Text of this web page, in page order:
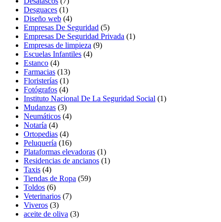
Desguaces (1)
Diseño web (4)
Empresas De Seguridad (5)
Empresas De Seguridad Privada (1)
Empresas de limpieza (9)
Escuelas Infantiles (4)
Estanco (4)
Farmacias (13)
Floristerías (1)
Fotógrafos (4)
Instituto Nacional De La Seguridad Social (1)
Mudanzas (3)
Neumáticos (4)
Notaría (4)
Ortopedias (4)
Peluquería (16)
Plataformas elevadoras (1)
Residencias de ancianos (1)
Taxis (4)
Tiendas de Ropa (59)
Toldos (6)
Veterinarios (7)
Viveros (3)
aceite de oliva (3)